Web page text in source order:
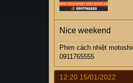
Nice weekend
Phim cách nhiệt
0911765555
12:20 15/01/2022